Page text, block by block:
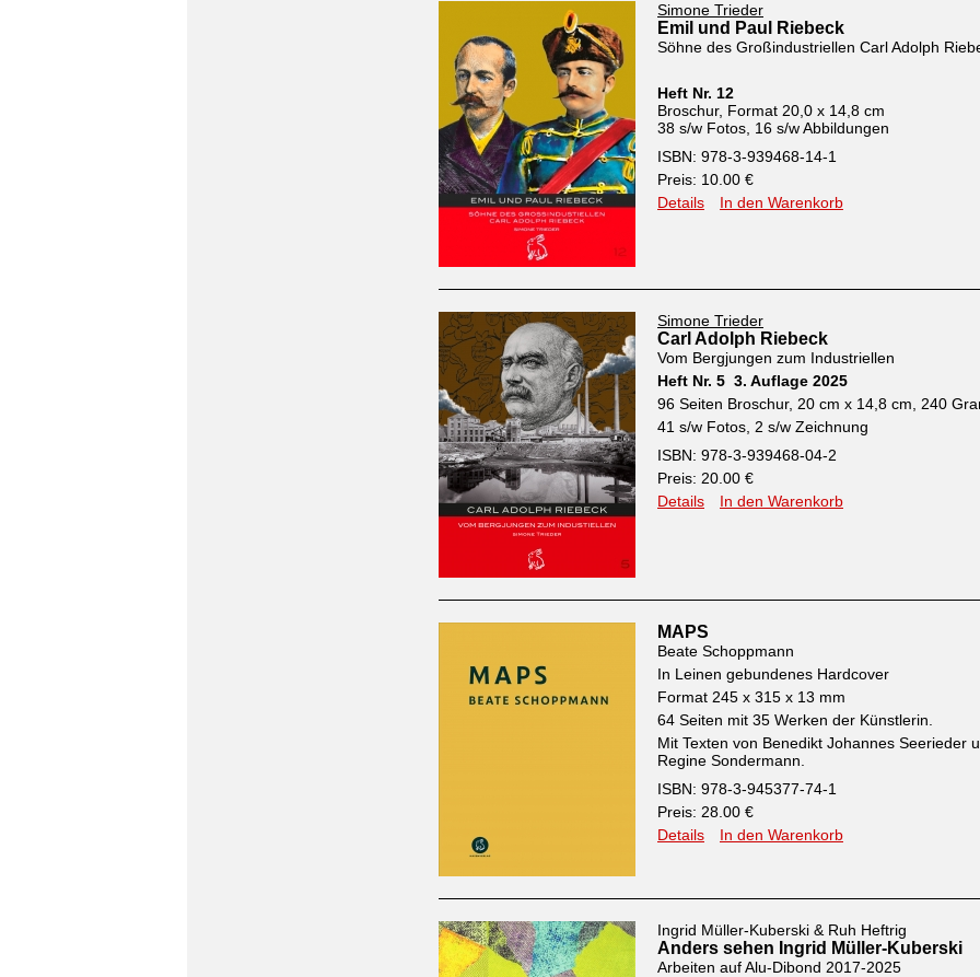
Simone Trieder
Emil und Paul Riebeck
Söhne des Großindustriellen Carl Adolph
Heft Nr. 12
Broschur, Format 20,0 x 14,8 cm
38 s/w Fotos, 16 s/w Abbildungen
ISBN: 978-3-939468-14-1
Preis: 10.00 €
Details
In den Warenkorb
Simone Trieder
Carl Adolph Riebeck
Vom Bergjungen zum Industriellen
Heft Nr. 5 3. Auflage 2025
96 Seiten Broschur, 20 cm x 14,8 cm, 240
41 s/w Fotos, 2 s/w Zeichnung
ISBN: 978-3-939468-04-2
Preis: 20.00 €
Details
In den Warenkorb
MAPS
Beate Schoppmann
In Leinen gebundenes Hardcover
Format 245 x 315 x 13 mm
64 Seiten mit 35 Werken der Künstlerin.
Mit Texten von Benedikt Johannes Seerieder
Regine Sondermann.
ISBN: 978-3-945377-74-1
Preis: 28.00 €
Details
In den Warenkorb
Ingrid Müller-Kuberski & Ruh Heftrig
Anders sehen Ingrid Müller-Kuberski
Arbeiten auf Alu-Dibond 2017-2025